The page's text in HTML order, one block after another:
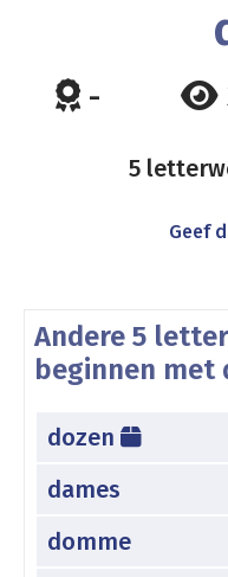
-
5
Geef
Andere 5
beginnen met
dozen
dames
domme